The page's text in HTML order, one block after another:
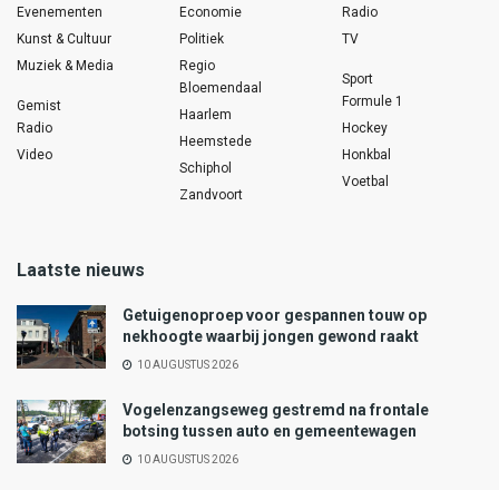
Evenementen
Kunst & Cultuur
Muziek & Media
Gemist
Radio
Video
Economie
Politiek
Regio
Bloemendaal
Haarlem
Heemstede
Schiphol
Zandvoort
Radio
TV
Sport
Formule 1
Hockey
Honkbal
Voetbal
Laatste nieuws
Getuigenoproep voor gespannen touw op
nekhoogte waarbij jongen gewond raakt
10 AUGUSTUS 2026
Vogelenzangseweg gestremd na frontale
botsing tussen auto en gemeentewagen
10 AUGUSTUS 2026